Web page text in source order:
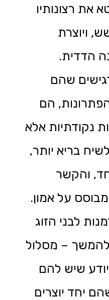
את רצונותיו
ויוצרת
הדדית.
שהם
הם
נקודתיות אלא
בריא יותר,
והקשר
על אמון.
לבני הזוג
להמשך – מסלול
שיש להם
יחד יוצרים